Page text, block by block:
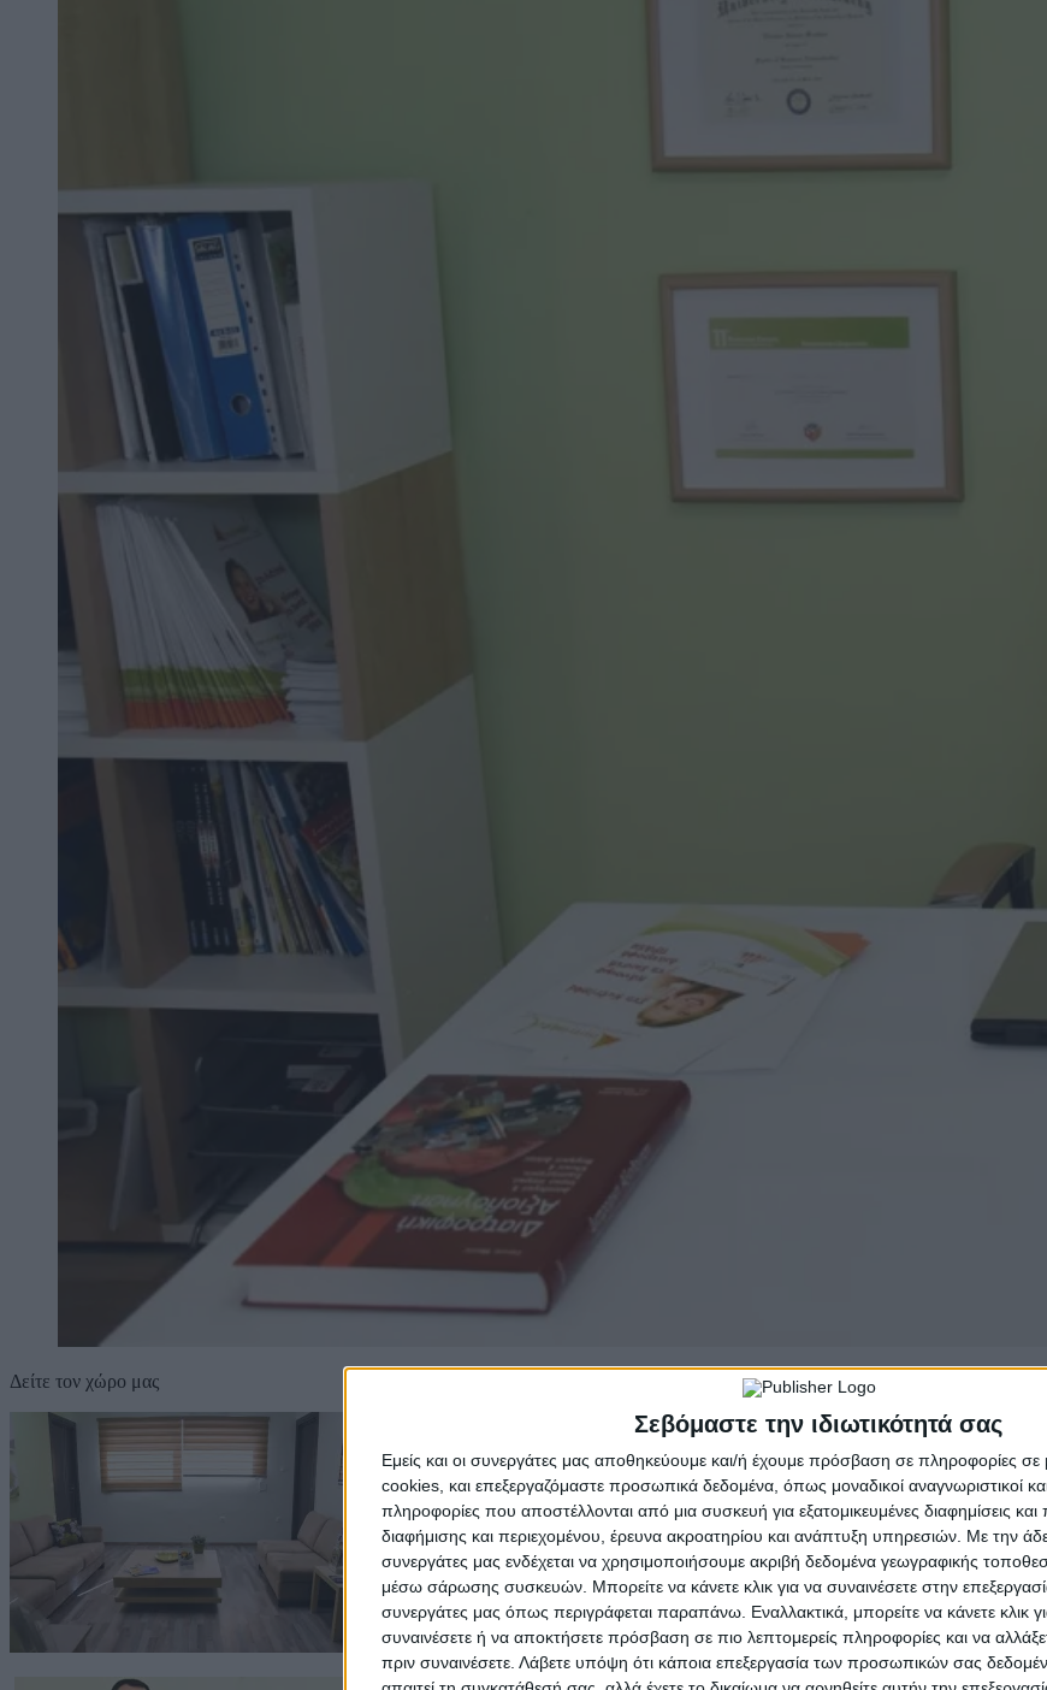
Σεβόμαστε την ιδιωτικότητά σας
Εμείς και οι συνεργάτες μας αποθηκεύουμε και/ή έχουμε πρόσβαση σε πληροφορίες
cookies, και επεξεργαζόμαστε προσωπικά δεδομένα, όπως μοναδικοί αναγνωριστικοί
πληροφορίες που αποστέλλονται από μια συσκευή για εξατομικευμένες διαφημίσεις και
διαφήμισης και περιεχομένου, έρευνα ακροατηρίου και ανάπτυξη υπηρεσιών. Με την
συνεργάτες μας ενδέχεται να χρησιμοποιήσουμε ακριβή δεδομένα γεωγραφικής
μέσω σάρωσης συσκευών. Μπορείτε να κάνετε κλικ για να συναινέσετε στην
συνεργάτες μας όπως περιγράφεται παραπάνω. Εναλλακτικά, μπορείτε να κάνετε κλικ
συναινέσετε ή να αποκτήσετε πρόσβαση σε πιο λεπτομερείς πληροφορίες και να
πριν συναινέσετε. Λάβετε υπόψη ότι κάποια επεξεργασία των προσωπικών σας
Δείτε τον χώρο μας